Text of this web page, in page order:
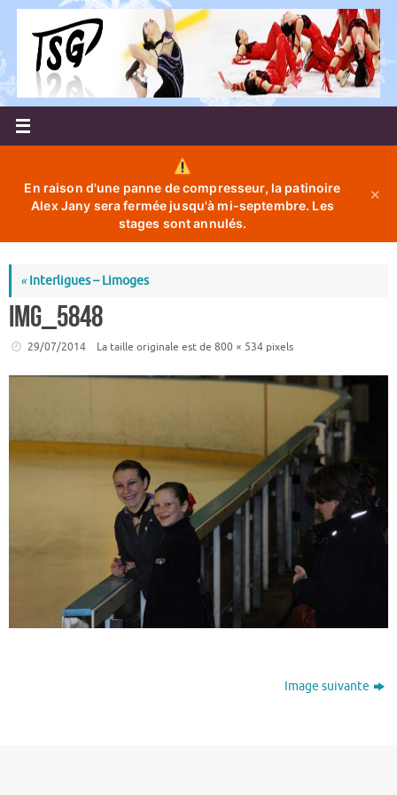
Passer
contenu
En raison d'une panne de compresseur, la patinoire
Alex Jany sera fermée jusqu'à mi-septembre. Les
stages sont annulés.
✕
«Interligues – Limoges
IMG_5848
29/07/2014 La taille originale est de 800 × 534pixels
Image suivante